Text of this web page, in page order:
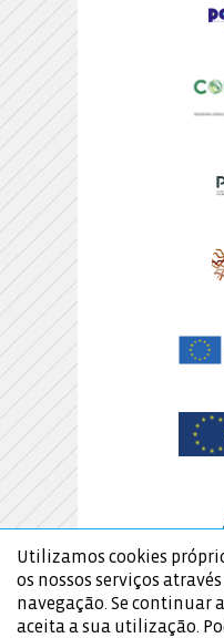
Utilizamos cookies
os nossos serviços
navegação. Se continuar
aceita a sua utilização.